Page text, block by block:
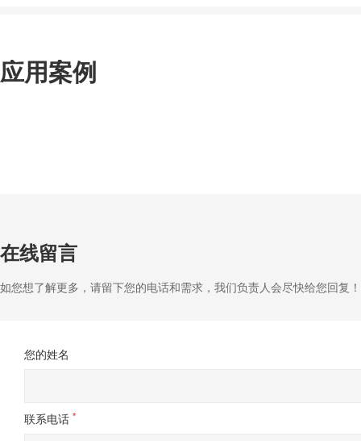
应用案例
在线留言
如您想了解更多，请留下您的电话和需求，我们负责人会尽快给您回复！
您的姓名
联系电话 *